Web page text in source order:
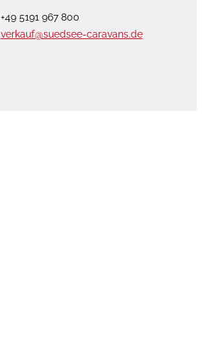
+49 5191 967 800
verkauf@suedsee-caravans.de